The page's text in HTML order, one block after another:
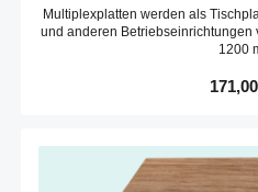
Multiplexplatten werden als
und anderen Betriebseinrichtungen
1200